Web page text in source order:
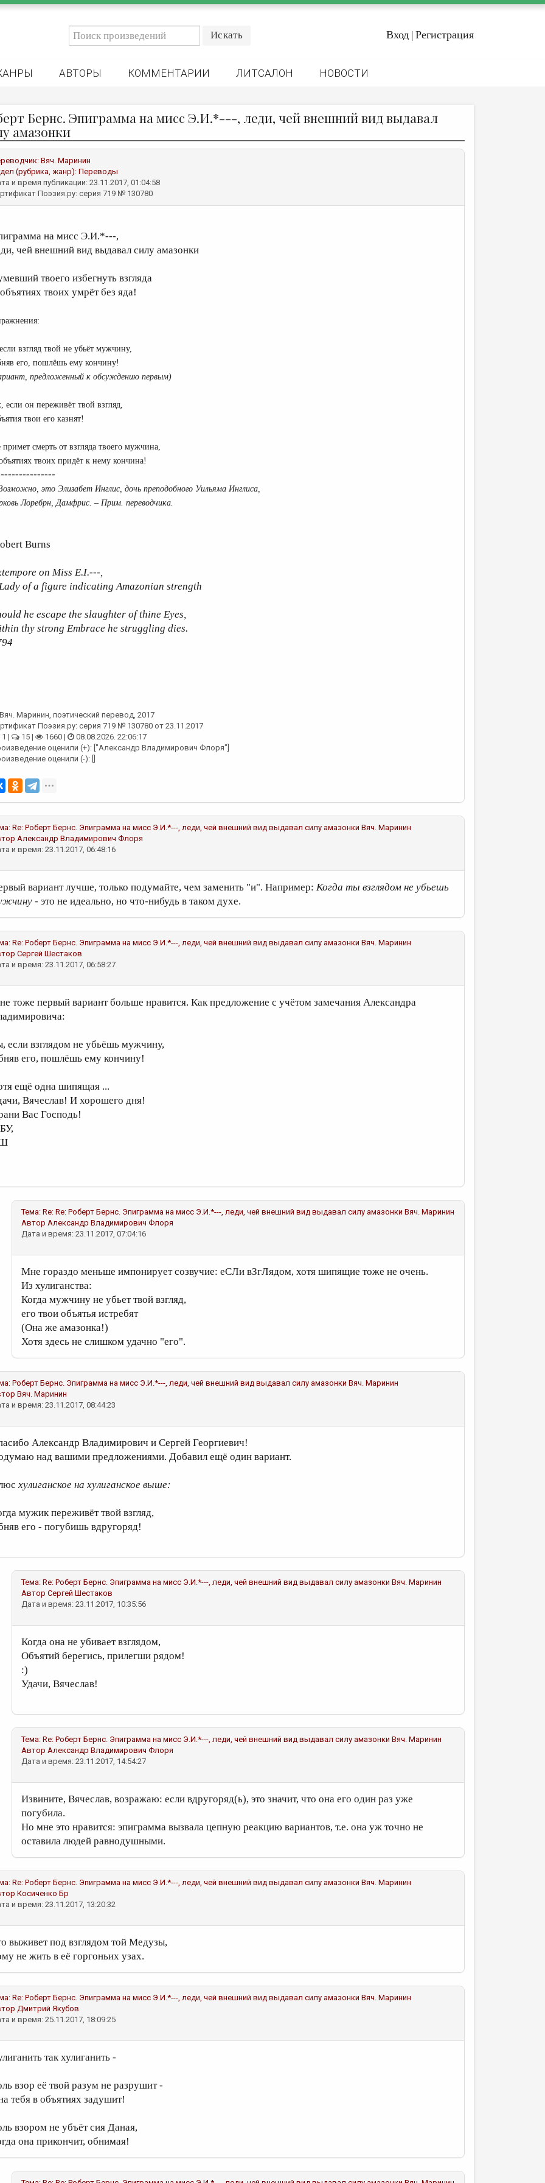
Вход | Регистрация
АВТОРЫ КОММЕНТАРИИ ЛИТСАЛОН НОВОСТИ
Бернс. Эпиграмма на мисс Э.И.*---, леди, чей внешний вид выдавал
амазонки
Вяч. Маринин
(рубрика, жанр):Переводы
и время публикации: 23.11.2017, 01:04:58
Поэзия.ру: серия 719 № 130780
на мисс Э.И.*---,
чей внешний вид выдавал силу амазонки
твоего избегнуть взгляда
твоих умрёт без яда!
взгляд твой не убьёт мужчину,
его, пошлёшь ему кончину!
предложенный к обсуждению первым)
если он переживёт твой взгляд,
твои его казнят!
примет смерть от взгляда твоего мужчина,
твоих придёт к нему кончина!
это Элизабет Инглис, дочь преподобного Уильяма Инглиса,
Лоребрн, Дамфрис. – Прим. переводчика.
Burns
on Miss E.I.---,
of a figure indicating Amazonian strength
he escape the slaughter of thine Eyes,
thy strong Embrace he struggling dies.
Вяч. Маринин, поэтический перевод, 2017
Поэзия.ру: серия 719 № 130780 от 23.11.2017
1 |
15 | 1660 |
08.08.2026. 22:06:17
оценили (+): ["Александр Владимирович Флоря"]
оценили (-): []
Re: Роберт Бернс. Эпиграмма на мисс Э.И.*---, леди, чей внешний вид выдавал силу амазонки Вяч. Маринин
Александр Владимирович Флоря
и время: 23.11.2017, 06:48:16
вариант лучше, только подумайте, чем заменить "и". Например: Когда ты взглядом не убьешь
- это не идеально, но что-нибудь в таком духе.
Re: Роберт Бернс. Эпиграмма на мисс Э.И.*---, леди, чей внешний вид выдавал силу амазонки Вяч. Маринин
Сергей Шестаков
и время: 23.11.2017, 06:58:27
тоже первый вариант больше нравится. Как предложение с учётом замечания Александра
если взглядом не убьёшь мужчину,
его, пошлёшь ему кончину!
ещё одна шипящая ...
Вячеслав! И хорошего дня!
Вас Господь!
Тема: Re: Re: Роберт Бернс. Эпиграмма на мисс Э.И.*---, леди, чей внешний вид выдавал силу амазонки Вяч. Маринин
Автор Александр Владимирович Флоря
Дата и время: 23.11.2017, 07:04:16
Мне гораздо меньше импонирует созвучие: еСЛи вЗгЛядом, хотя шипящие тоже не очень.
Из хулиганства:
Когда мужчину не убьет твой взгляд,
его твои объятья истребят
(Она же амазонка!)
Хотя здесь не слишком удачно "его".
Роберт Бернс. Эпиграмма на мисс Э.И.*---, леди, чей внешний вид выдавал силу амазонки Вяч. Маринин
Вяч. Маринин
и время: 23.11.2017, 08:44:23
Александр Владимирович и Сергей Георгиевич!
над вашими предложениями. Добавил ещё один вариант.
хулиганское на хулиганское выше:
мужик переживёт твой взгляд,
его - погубишь вдругоряд!
Тема: Re: Роберт Бернс. Эпиграмма на мисс Э.И.*---, леди, чей внешний вид выдавал силу амазонки Вяч. Маринин
Автор Сергей Шестаков
Дата и время: 23.11.2017, 10:35:56
Когда она не убивает взглядом,
Объятий берегись, прилегши рядом!
:)
Удачи, Вячеслав!
Тема: Re: Роберт Бернс. Эпиграмма на мисс Э.И.*---, леди, чей внешний вид выдавал силу амазонки Вяч. Маринин
Автор Александр Владимирович Флоря
Дата и время: 23.11.2017, 14:54:27
Извините, Вячеслав, возражаю: если вдругоряд(ь), это значит, что она его один раз уже
погубила.
Но мне это нравится: эпиграмма вызвала цепную реакцию вариантов, т.е. она уж точно не
оставила людей равнодушными.
Re: Роберт Бернс. Эпиграмма на мисс Э.И.*---, леди, чей внешний вид выдавал силу амазонки Вяч. Маринин
Косиченко Бр
и время: 23.11.2017, 13:20:32
выживет под взглядом той Медузы,
не жить в её горгоньих узах.
Re: Роберт Бернс. Эпиграмма на мисс Э.И.*---, леди, чей внешний вид выдавал силу амазонки Вяч. Маринин
Дмитрий Якубов
и время: 25.11.2017, 18:09:25
так хулиганить -
взор её твой разум не разрушит -
тебя в объятиях задушит!
взором не убъёт сия Даная,
она прикончит, обнимая!